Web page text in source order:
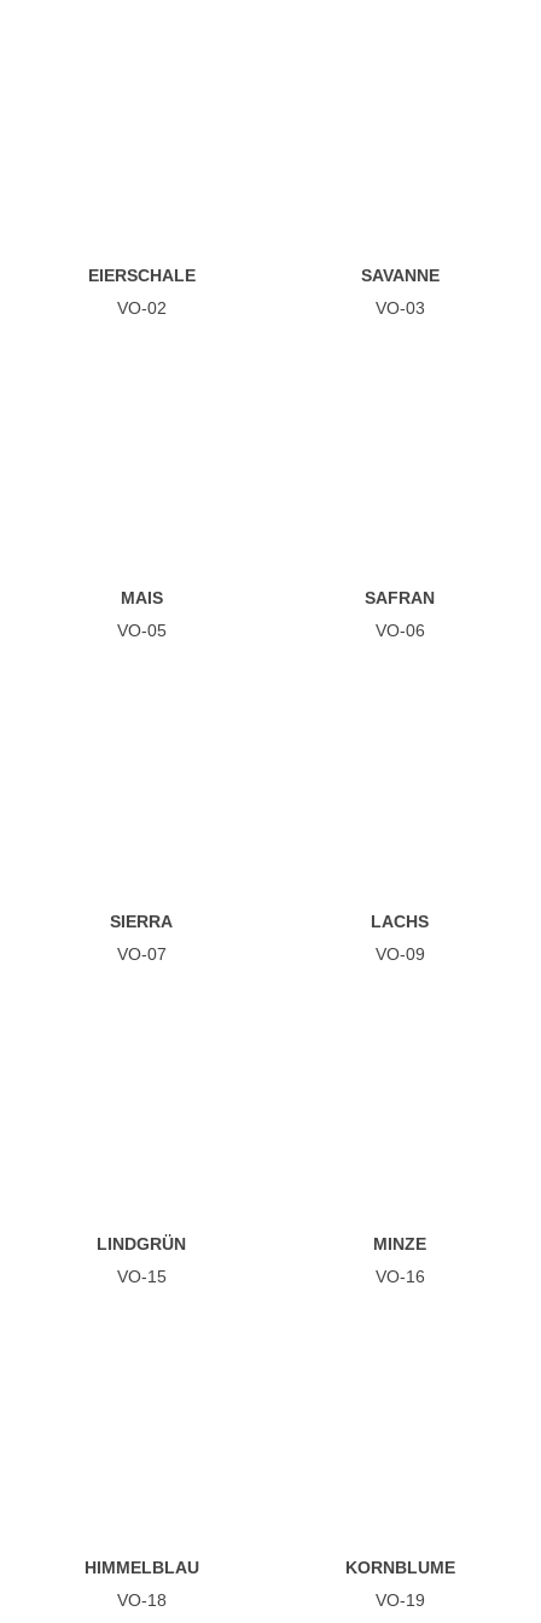
EIERSCHALE
VO-02
SAVANNE
VO-03
MAIS
VO-05
SAFRAN
VO-06
SIERRA
VO-07
LACHS
VO-09
LINDGRÜN
VO-15
MINZE
VO-16
HIMMELBLAU
VO-18
KORNBLUME
VO-19